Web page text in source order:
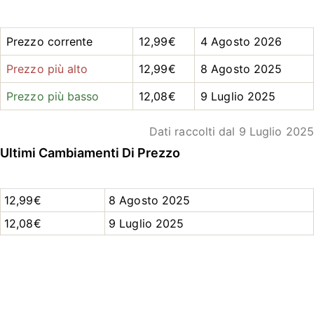
Prezzo corrente 12,99€
4 Agosto 2026
Prezzo più alto
12,99€
8 Agosto 2025
Prezzo più basso
12,08€ 9 Luglio 2025
Dati raccolti dal 9 Luglio 2025
Ultimi Cambiamenti Di Prezzo
12,99€
8 Agosto 2025
12,08€
9 Luglio 2025